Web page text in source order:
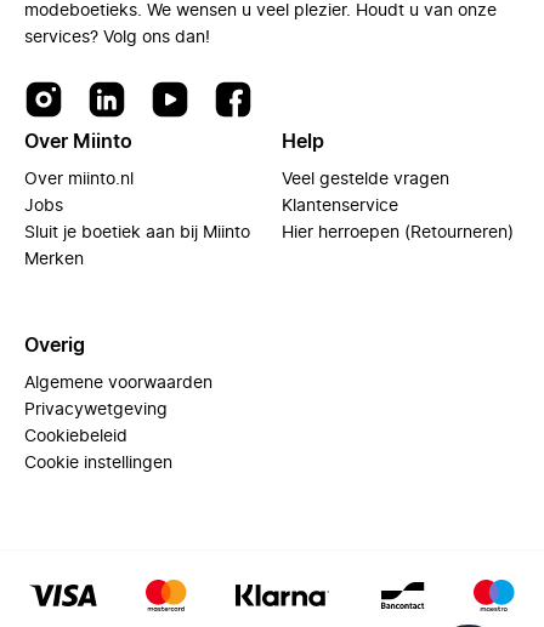
modeboetieks. We wensen u veel plezier. Houdt u van onze
services? Volg ons dan!
Over Miinto
Over miinto.nl
Jobs
Sluit je boetiek aan bij Miinto
Merken
Help
Veel gestelde vragen
Klantenservice
Hier herroepen (Retourneren)
Overig
Algemene voorwaarden
Privacywetgeving
Cookiebeleid
Cookie instellingen